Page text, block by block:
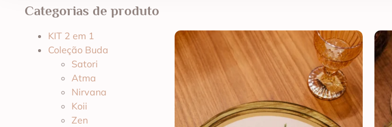
Categorias de produto
KIT 2 em 1
Coleção Buda
Satori
Atma
Nirvana
Koii
Zen